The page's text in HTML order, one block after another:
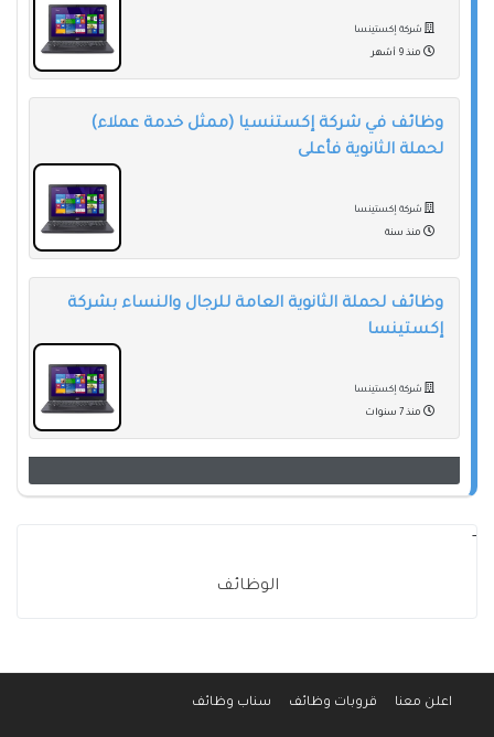
شركة إكستينسا
منذ 9 أشهر
وظائف في شركة إكستنسيا (ممثل خدمة عملاء)
لحملة الثانوية فأعلى
شركة إكستينسا
منذ سنة
وظائف لحملة الثانوية العامة للرجال والنساء بشركة
إكستينسا
شركة إكستينسا
منذ 7 سنوات
-
الوظائف
اعلن معنا قروبات وظائف سناب وظائف